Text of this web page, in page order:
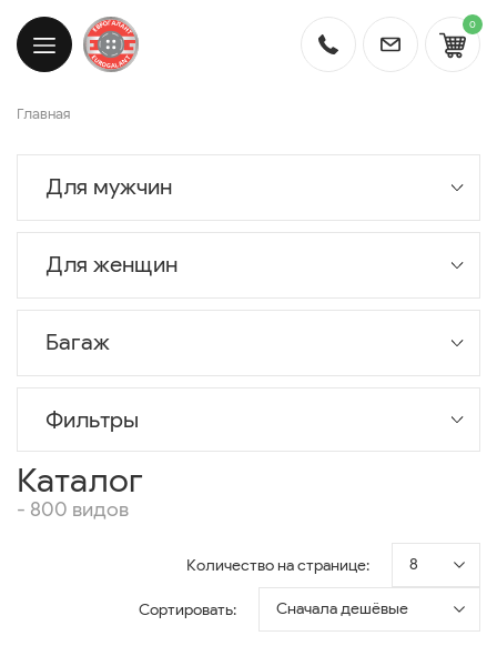
0
Главная
Для мужчин
Для женщин
Багаж
Фильтры
Каталог
- 800 видов
Количество на странице: 8
Сортировать: Сначала дешёвые